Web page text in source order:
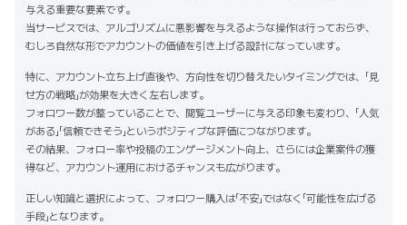
与える重要な要素です。
当サービスでは、アルゴリズムに悪影響を与えるような操作は行っておらず、
むしろ自然な形でアカウントの価値を引き上げる設計になっています。
特に、アカウント立ち上げ直後や、方向性を切り替えたいタイミングでは、「見
せ方の戦略」が効果を大きく左右します。
フォロワー数が整っていることで、閲覧ユーザーに与える印象も変わり、「人気
がある」「信頼できそう」というポジティブな評価につながります。
その結果、フォロー率や投稿のエンゲージメント向上、さらには企業案件の獲
得など、アカウント運用におけるチャンスも広がります。
正しい知識と選択によって、フォロワー購入は「不安」ではなく「可能性を広げる
手段」となります。